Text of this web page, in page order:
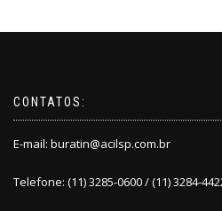
CONTATOS:
E-mail: buratin@acilsp.com.br
Telefone: (11) 3285-0600 / (11) 3284-